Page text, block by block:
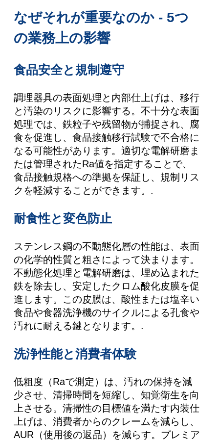
なぜそれが重要なのか - 5つ
の業務上の影響
食品安全と規制遵守
調理器具の表面処理と内部仕上げは、移行
と汚染のリスクに影響する。不十分な表面
処理では、鉄粒子や残留物が捕捉され、腐
食を促進し、食品接触移行試験で不合格に
なる可能性があります。適切な電解研磨ま
たは管理されたRa値を指定することで、
食品接触規格への準拠を保証し、規制リス
クを軽減することができます。.
耐食性と変色防止
ステンレス鋼の不動態化層の性能は、表面
の化学的性質と粗さによって決まります。
不動態化処理と電解研磨は、埋め込まれた
鉄を除去し、安定したクロム酸化皮膜を促
進します。この皮膜は、酸性または塩辛い
食品や食器洗浄機のサイクルによる孔食や
汚れに耐える鍵となります。.
洗浄性能と消費者体験
低粗度（Raで測定）は、汚れの保持を減
少させ、清掃時間を短縮し、知覚衛生を向
上させる。清掃性の目標値を満たす内装仕
上げは、消費者からのクレームを減らし、
AUR（使用後の返品）を減らす。プレミア